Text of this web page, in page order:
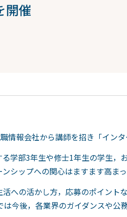
開催
情報会社から講師を招き「イン
学部3年生や修士1年生の学生
シップへの関心はますます高まっ
への活かし方，応募のポイント
後，各業界のガイダンスや公